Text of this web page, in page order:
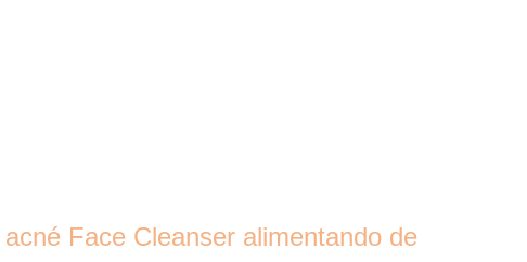
Face Cleanser alimentando de